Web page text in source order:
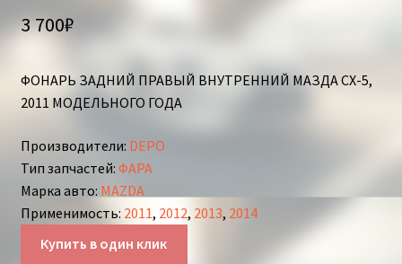
3 700₽
ФОНАРЬ ЗАДНИЙ ПРАВЫЙ ВНУТРЕННИЙ МАЗДА СХ-5,
2011 МОДЕЛЬНОГО ГОДА
Производители: DEPO
Тип запчастей: ФАРА
Марка авто: MAZDA
Применимость: 2011, 2012, 2013, 2014
Купить в один клик